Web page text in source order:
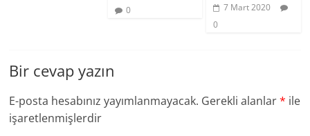
0
7 Mart 2020
0
Bir cevap yazın
E-posta hesabınız yayımlanmayacak. Gerekli alanlar* ile
işaretlenmişlerdir